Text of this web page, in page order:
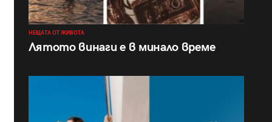
НЕЩАТА ОТ ЖИВОТА
Лятото винаги е в минало време